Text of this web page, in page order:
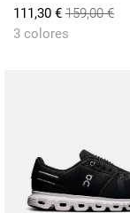
111,30 € 159,00 €
3 colores